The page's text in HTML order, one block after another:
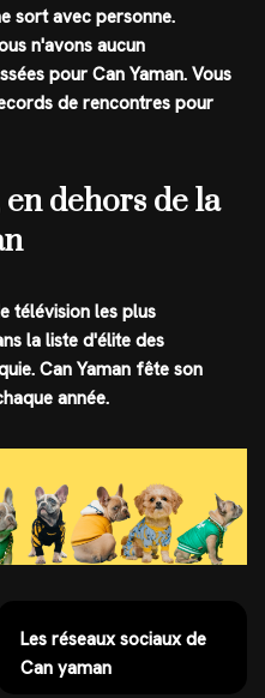
sort avec personne.
n'avons aucun
pour Can Yaman. Vous
de rencontres pour
dehors de la
télévision les plus
la liste d'élite des
Can Yaman fête son
année.
Les réseaux sociaux de
Can yaman